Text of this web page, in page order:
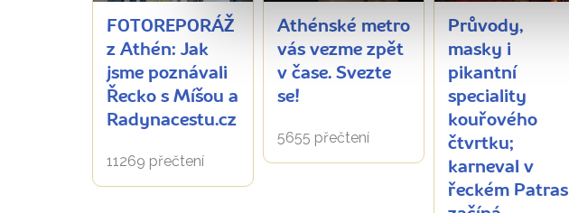
FOTOREPORÁŽ
z Athén: Jak
jsme poznávali
Řecko s Míšou a
Radynacestu.cz
11269 přečtení
Athénské metro
vás vezme zpět
v čase. Svezte
se!
5655 přečtení
Průvody,
masky i
pikantní
speciality
kouřového
čtvrtku;
karneval v
řeckém Patras